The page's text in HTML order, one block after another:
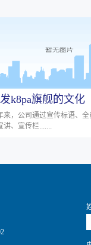
k8pa旗舰的文化
来，公司通过宣传标语、
讲、宣传栏.......